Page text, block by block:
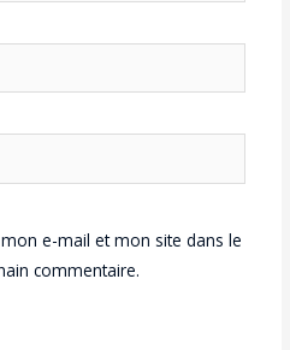
e-mail et mon site dans le
commentaire.